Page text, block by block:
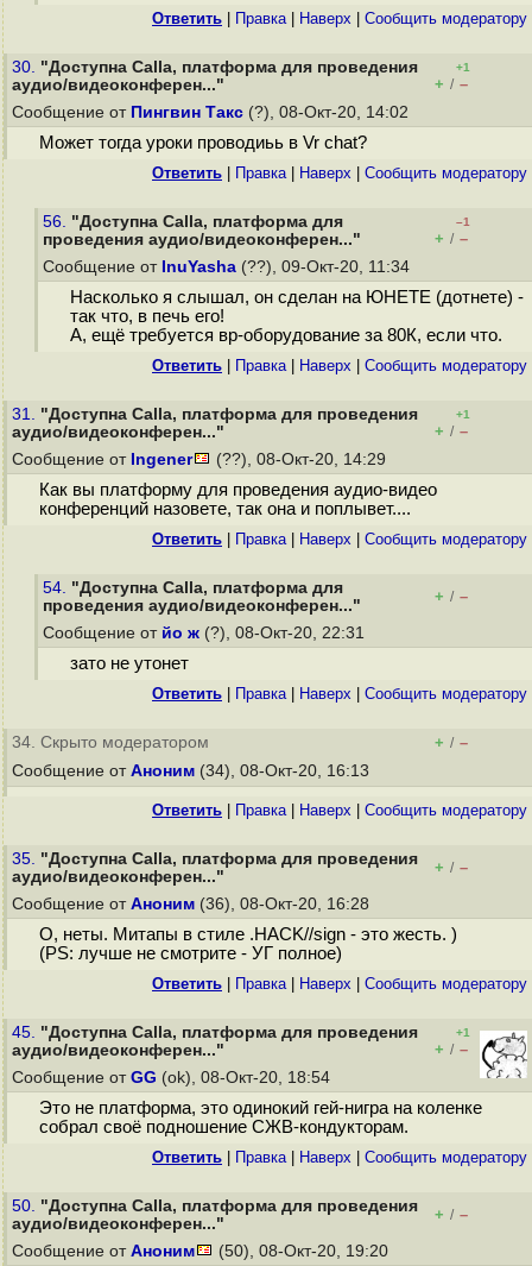
Ответить Правка| Наверх Cообщить модератору
30. "Доступна Calla, платформа для проведения
аудио/видеоконферен..."
+1
+ / –
Сообщение от Пингвин Такс (?), 08-Окт-20, 14:02
Может тогда уроки проводиьь в Vr chat?
Ответить Правка| Наверх Cообщить модератору
56. "Доступна Calla, платформа для
проведения аудио/видеоконферен..."
–1
+ / –
Сообщение от InuYasha (??), 09-Окт-20, 11:34
Насколько я слышал, он сделан на ЮНЕТЕ (дотнете) -
так что, в печь его!
А, ещё требуется вр-оборудование за 80К, если что.
Ответить Правка| Наверх Cообщить модератору
31. "Доступна Calla, платформа для проведения
аудио/видеоконферен..."
+1
+ / –
Сообщение от Ingener (??), 08-Окт-20, 14:29
Как вы платформу для проведения аудио-видео
конференций назовете, так она и поплывет....
Ответить Правка| Наверх Cообщить модератору
54. "Доступна Calla, платформа для
проведения аудио/видеоконферен..."
+ / –
Сообщение от йо ж (?), 08-Окт-20, 22:31
зато не утонет
Ответить Правка| Наверх Cообщить модератору
34. Скрыто модератором + / –
Сообщение от Аноним (34), 08-Окт-20, 16:13
Ответить Правка| Наверх Cообщить модератору
35. "Доступна Calla, платформа для проведения
аудио/видеоконферен..."
+ / –
Сообщение от Аноним (36), 08-Окт-20, 16:28
О, неты. Митапы в стиле .HACK//sign - это жесть. )
(PS: лучше не смотрите - УГ полное)
Ответить Правка| Наверх Cообщить модератору
45. "Доступна Calla, платформа для проведения
аудио/видеоконферен..."
+1
+ / –
Сообщение от GG (ok), 08-Окт-20, 18:54
Это не платформа, это одинокий гей-нигра на коленке
собрал своё подношение СЖВ-кондукторам.
Ответить Правка| Наверх Cообщить модератору
50. "Доступна Calla, платформа для проведения
аудио/видеоконферен..."
+ / –
Сообщение от Аноним (50), 08-Окт-20, 19:20